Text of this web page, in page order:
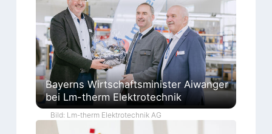
Bayerns Wirtschaftsminister Aiwanger
bei Lm-therm Elektrotechnik
Bild: Lm-therm Elektrotechnik AG